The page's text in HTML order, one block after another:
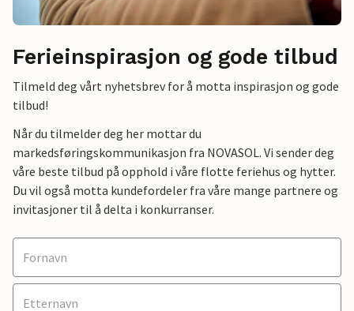
Ferieinspirasjon og gode tilbud
Tilmeld deg vårt nyhetsbrev for å motta inspirasjon og gode
tilbud!
Når du tilmelder deg her mottar du
markedsføringskommunikasjon fra NOVASOL. Vi sender deg
våre beste tilbud på opphold i våre flotte feriehus og hytter.
Du vil også motta kundefordeler fra våre mange partnere og
invitasjoner til å delta i konkurranser.